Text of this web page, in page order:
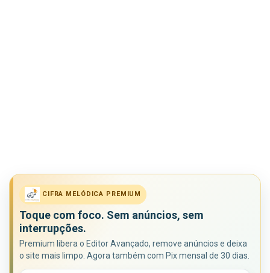
CIFRA MELÓDICA PREMIUM
Toque com foco. Sem anúncios, sem
interrupções.
Premium libera o Editor Avançado, remove anúncios e deixa
o site mais limpo. Agora também com Pix mensal de 30 dias.